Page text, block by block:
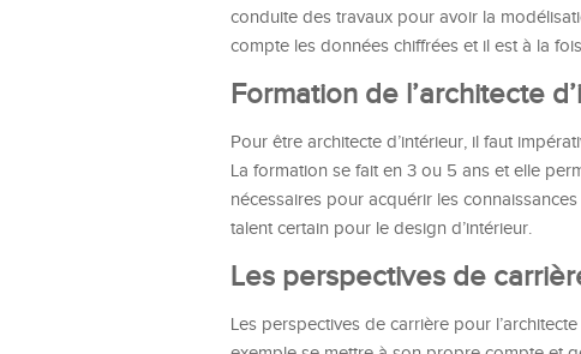
conduite des travaux pour avoir la
compte les données chiffrées et il est à la
Formation de l’architecte
Pour être architecte d’intérieur, il faut
La formation se fait en 3 ou 5 ans et elle
nécessaires pour acquérir les
talent certain pour le design d’intérieur.
Les perspectives de
Les perspectives de carrière pour